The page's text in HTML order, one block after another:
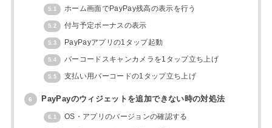
5.1 ホーム画面でPayPay残高の表示を行う
5.2 付与予定ボーナスの表示
5.3 PayPayアプリの1タップ起動
5.4 バーコードスキャンカメラを1タップ立ち上げ
5.5 支払い用バーコードの1タップ立ち上げ
6 PayPayのウィジェットを追加できない時の対処法
6.1 OS・アプリのバージョンの確認する